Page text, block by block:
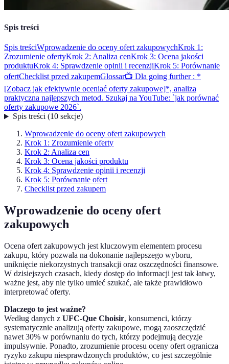
Spis treści
Spis treściWprowadzenie do oceny ofert zakupowychKrok 1:
Zrozumienie ofertyKrok 2: Analiza cenKrok 3: Ocena jakości
produktuKrok 4: Sprawdzenie opinii i recenzjiKrok 5: Porównanie
ofertChecklist przed zakupemGlossar📺 Dla going further : *
[Zobacz jak efektywnie oceniać oferty zakupowe]*, analiza
praktyczna najlepszych metod. Szukaj na YouTube: `jak porównać
oferty zakupowe 2026`.
Spis treści(10 sekcje)
Wprowadzenie do oceny ofert zakupowych
Krok 1: Zrozumienie oferty
Krok 2: Analiza cen
Krok 3: Ocena jakości produktu
Krok 4: Sprawdzenie opinii i recenzji
Krok 5: Porównanie ofert
Checklist przed zakupem
Wprowadzenie do oceny ofert
zakupowych
Ocena ofert zakupowych jest kluczowym elementem procesu
zakupu, który pozwala na dokonanie najlepszego wyboru,
uniknięcie niekorzystnych transakcji oraz oszczędności finansowe.
W dzisiejszych czasach, kiedy dostęp do informacji jest tak łatwy,
ważne jest, aby nie tylko umieć szukać, ale także prawidłowo
interpretować oferty.
Dlaczego to jest ważne?
Według danych z UFC-Que Choisir, konsumenci, którzy
systematycznie analizują oferty zakupowe, mogą zaoszczędzić
nawet 30% w porównaniu do tych, którzy podejmują decyzje
impulsywnie. Ponadto, zrozumienie procesu oceny ofert ogranicza
ryzyko zakupu niesprawdzonych produktów, co jest szczególnie